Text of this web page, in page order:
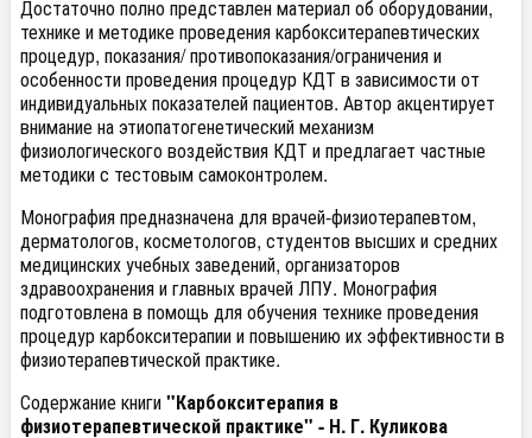
Достаточно полно представлен материал об оборудовании,
технике и методике проведения карбокситерапевтических
процедур, показания/ противопоказания/ограничения и
особенности проведения процедур КДТ в зависимости от
индивидуальных показателей пациентов. Автор акцентирует
внимание на этиопатогенетический механизм
физиологического воздействия КДТ и предлагает частные
методики с тестовым самоконтролем.
Монография предназначена для врачей-физиотерапевтом,
дерматологов, косметологов, студентов высших и средних
медицинских учебных заведений, организаторов
здравоохранения и главных врачей ЛПУ. Монография
подготовлена в помощь для обучения технике проведения
процедур карбокситерапии и повышению их эффективности в
физиотерапевтической практике.
Содержание книги"Карбокситерапия в
физиотерапевтической практике" - Н. Г. Куликова